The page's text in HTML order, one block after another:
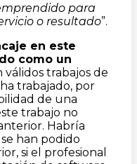
para
o resultado”.
en este
como un
válidos trabajos de
trabajado, por
de una
trabajo no
Habría
han podido
si el profesional